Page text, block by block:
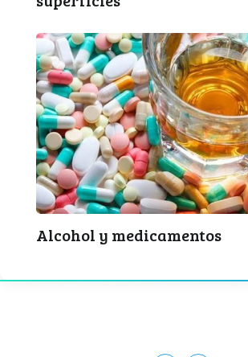
Alcohol y medicamentos